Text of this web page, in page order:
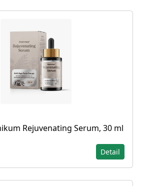
Rejuvenating Serum, 30 ml
Detail